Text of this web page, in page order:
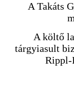
A Takáts
A költő
tárgyiasult
Rippl-